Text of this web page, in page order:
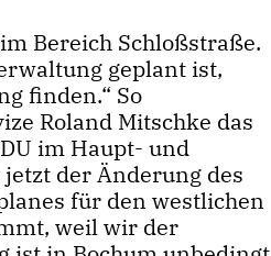
Bereich Schloßstraße.
geplant ist,
finden.“ So
Roland Mitschke das
im Haupt- und
der Änderung des
für den westlichen
weil wir der